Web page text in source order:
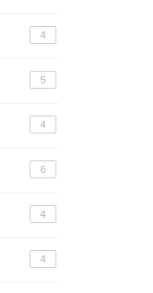
4
5
4
6
4
4